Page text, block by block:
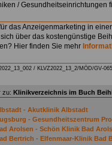
/ Gesundheitseinrichtungen
das Anzeigenmarketing in
über das kostengünstige
Hier finden Sie mehr
/ KLVZ2022_13_2/MÖD/GV-
zu: Klinikverzeichnis im Buch
- Akutklinik Albstadt
- Gesundheitszentrum
Arolsen - Schön Klinik Bad
Bertrich - Elfenmaar-Klinik Bad